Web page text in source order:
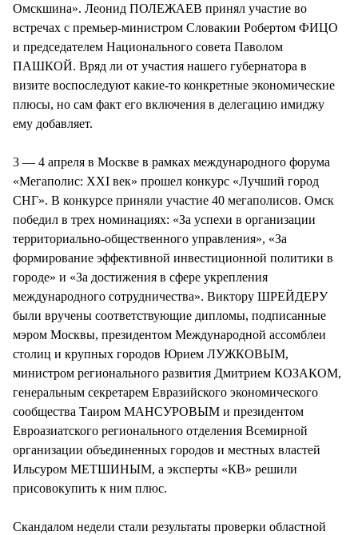
Омскшина». Леонид ПОЛЕЖАЕВ принял участие во
встречах с премьер-министром Словакии Робертом ФИЦО
и председателем Национального совета Паволом
ПАШКОЙ. Вряд ли от участия нашего губернатора в
визите воспоследуют какие-то конкретные экономические
плюсы, но сам факт его включения в делегацию имиджу
ему добавляет.
3 — 4 апреля в Москве в рамках международного форума
«Мегаполис: XXI век» прошел конкурс «Лучший город
СНГ». В конкурсе приняли участие 40 мегаполисов. Омск
победил в трех номинациях: «За успехи в организации
территориально-общественного управления», «За
формирование эффективной инвестиционной политики в
городе» и «За достижения в сфере укрепления
международного сотрудничества». Виктору ШРЕЙДЕРУ
были вручены соответствующие дипломы, подписанные
мэром Москвы, президентом Международной ассомблеи
столиц и крупных городов Юрием ЛУЖКОВЫМ,
министром регионального развития Дмитрием КОЗАКОМ,
генеральным секретарем Евразийского экономического
сообщества Таиром МАНСУРОВЫМ и президентом
Евроазиатского регионального отделения Всемирной
организации объединенных городов и местных властей
Ильсуром МЕТШИНЫМ, а эксперты «КВ» решили
присовокупить к ним плюс.
Скандалом недели стали результаты проверки областной